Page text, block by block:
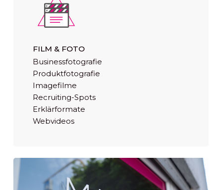
FILM & FOTO
Businessfotografie
Produktfotografie
Imagefilme
Recruiting-Spots
Erklärformate
Webvideos